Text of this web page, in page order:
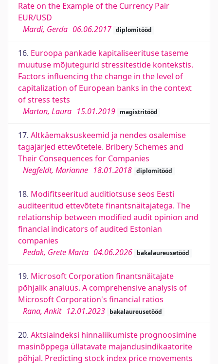
Rate on the Example of the Currency Pair
EUR/USD
Mardi, Gerda 06.06.2017 diplomitööd
16. Euroopa pankade kapitaliseerituse taseme
muutuse mõjutegurid stressitestide kontekstis.
Factors influencing the change in the level of
capitalization of European banks in the context
of stress tests
Marton, Laura 15.01.2019 magistritööd
17. Altkäemaksuskeemid ja nendes osalemise
tagajärjed ettevõtetele. Bribery Schemes and
Their Consequences for Companies
Negfeldt, Marianne 18.01.2018 diplomitööd
18. Modifitseeritud auditiotsuse seos Eesti
auditeeritud ettevõtete finantsnäitajatega. The
relationship between modified audit opinion and
financial indicators of audited Estonian
companies
Pedak, Grete Marta 04.06.2026 bakalaureusetööd
19. Microsoft Corporation finantsnäitajate
põhjalik analüüs. A comprehensive analysis of
Microsoft Corporation's financial ratios
Rana, Ankit 12.01.2023 bakalaureusetööd
20. Aktsiaindeksi hinnaliikumiste prognoosimine
masinõppega üllatavate majandusindikaatorite
põhjal. Predicting stock index price movements